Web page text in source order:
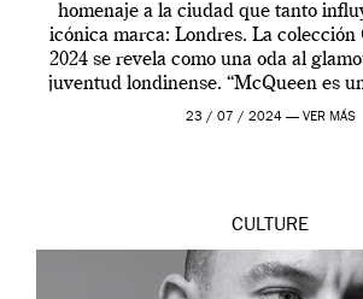
homenaje a la ciudad que tanto
icónica marca: Londres. La
2024 se revela como una oda al
juventud londinense. “McQueen es
en Londres y siempre ha
23 / 07 / 2024 — VER MÁS
CULTURE